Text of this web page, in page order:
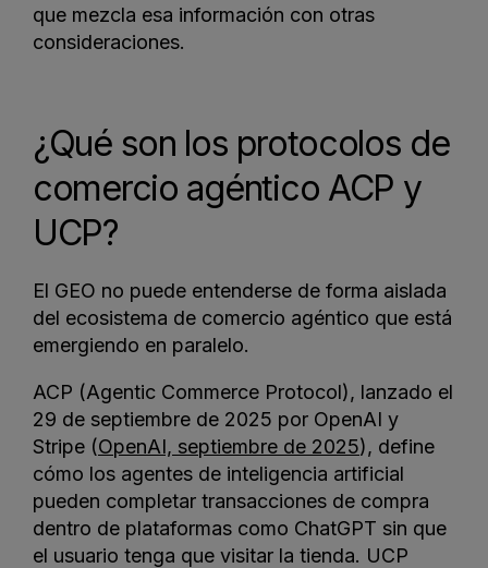
que mezcla esa información con otras
consideraciones.
¿Qué son los protocolos de
comercio agéntico ACP y
UCP?
El GEO no puede entenderse de forma aislada
del ecosistema de comercio agéntico que está
emergiendo en paralelo.
ACP (Agentic Commerce Protocol), lanzado el
29 de septiembre de 2025 por OpenAI y
Stripe (OpenAI, septiembre de 2025), define
cómo los agentes de inteligencia artificial
pueden completar transacciones de compra
dentro de plataformas como ChatGPT sin que
el usuario tenga que visitar la tienda. UCP